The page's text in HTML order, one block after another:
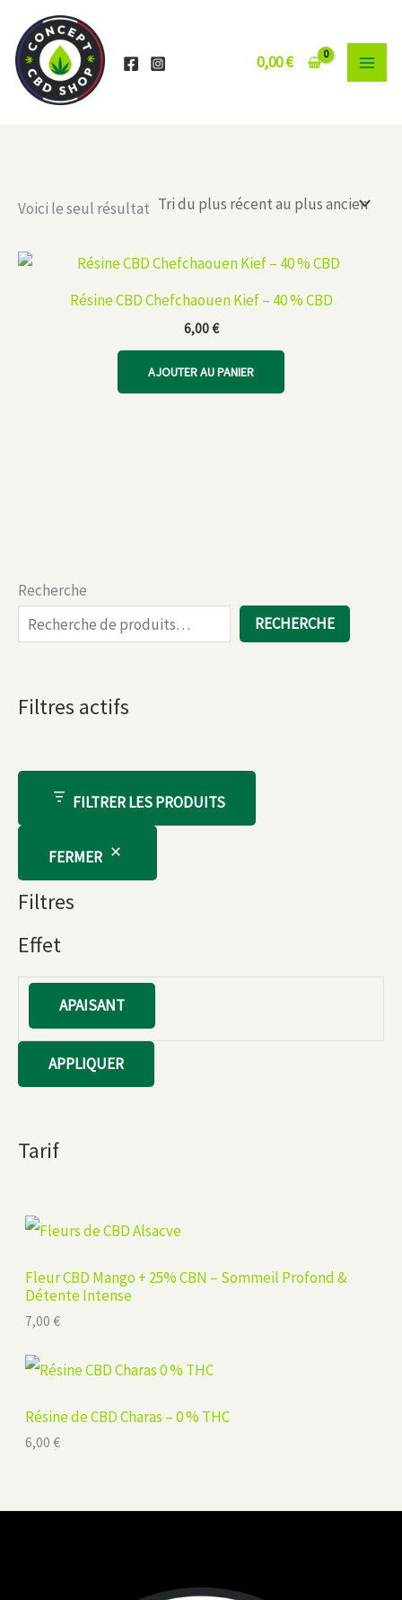
contenu
0,00€
Recherche
RECHERCHE
Filtres actifs
FILTRER LES PRODUITS
FERMER
Filtres
Effet
f
e
APAISANT
APPLIQUER
Tarif
Fleur CBD Mango + 25% CBN – Sommeil Profond &
Détente Intense
7,00 €
Résine de CBD Charas – 0 % THC
6,00 €
Voici le seul résultat
Résine CBD Chefchaouen Kief – 40 % CBD
6,00€
AJOUTER AU PANIER